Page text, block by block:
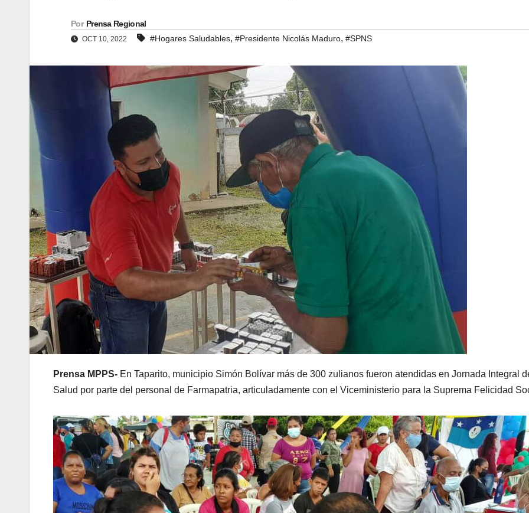
Por Prensa Regional
OCT 10, 2022 #Hogares Saludables, #Presidente Nicolás Maduro, #SPNS
Prensa MPPS- En Taparito, municipio Simón Bolívar más de 300 zulianos fueron atendidas en Jornada Integral
Salud por parte del personal de Farmapatria, articuladamente con el Viceministerio para la Suprema Felicidad